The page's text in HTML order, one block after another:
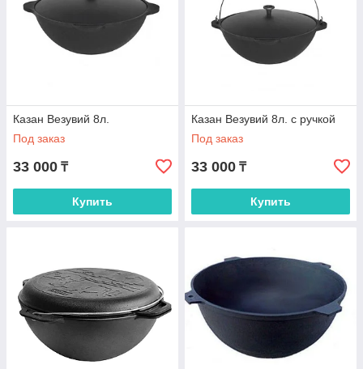
Казан Везувий 8л.
Под заказ
33 000 ₸
Купить
Казан Везувий 8л. с ручкой
Под заказ
33 000 ₸
Купить